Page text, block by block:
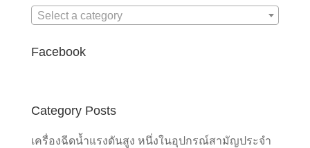
Select a category
Facebook
Category Posts
เครื่องฉีดน้ำแรงดันสูง หนึ่งในอุปกรณ์สามัญประจำ